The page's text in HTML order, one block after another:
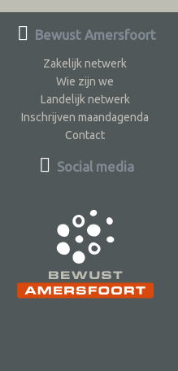
Bewust Amersfoort
Zakelijk netwerk
Wie zijn we
Landelijk netwerk
Inschrijven maandagenda
Contact
Social media